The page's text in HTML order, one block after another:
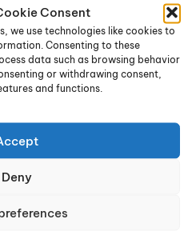
Consent
we use technologies like cookies to
Consenting to these
data such as browsing behavior
or withdrawing consent,
and functions.
Deny
ma anche ad una
al fine di verificare il
del dispositivo e di
alla sostituzione dei
effettuata ogni due
generale delle
oltre alla verifica dei
e al rilascio del bollino